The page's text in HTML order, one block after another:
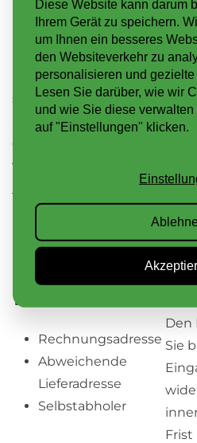
Sedumcassetten
Sedummatten
In unseremFertigpaket
so zusammengestellt, dass
ausreichender Menge
ein relativ großes Flachdach,
vielleicht mit unserem
BESTELLUNG &
Mögliche
Lieferadressen
Rechnungsadresse
Abweichende
Lieferadresse
Selbstabholer
Den
Sie
Frist
Diese Website kann darum
Ihrem Gerät zu speichern.
um Ihnen ein besseres
den Websiteverkehr zu
personalisieren und
Lesen Sie darüber, wie wir
und wie Sie diese
auf "Einstellungen" klicken.